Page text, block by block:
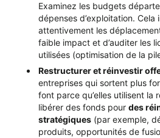
Examinez les budgets
dépenses d’exploitation. Cela
attentivement les
faible impact et d’auditer les
utilisées (optimisation de la
Restructurer et réinvestir
entreprises qui sortent plus
font parce qu’elles utilisent la
libérer des fonds pour des
stratégiques (par exemple,
produits, opportunités de